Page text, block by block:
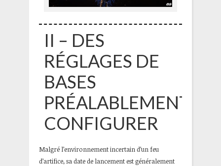
II – DES
RÉGLAGES DE
BASES
PRÉALABLEMENT
CONFIGURER
Malgré l’environnement incertain d’un feu
d’artifice, sa date de lancement est généralement